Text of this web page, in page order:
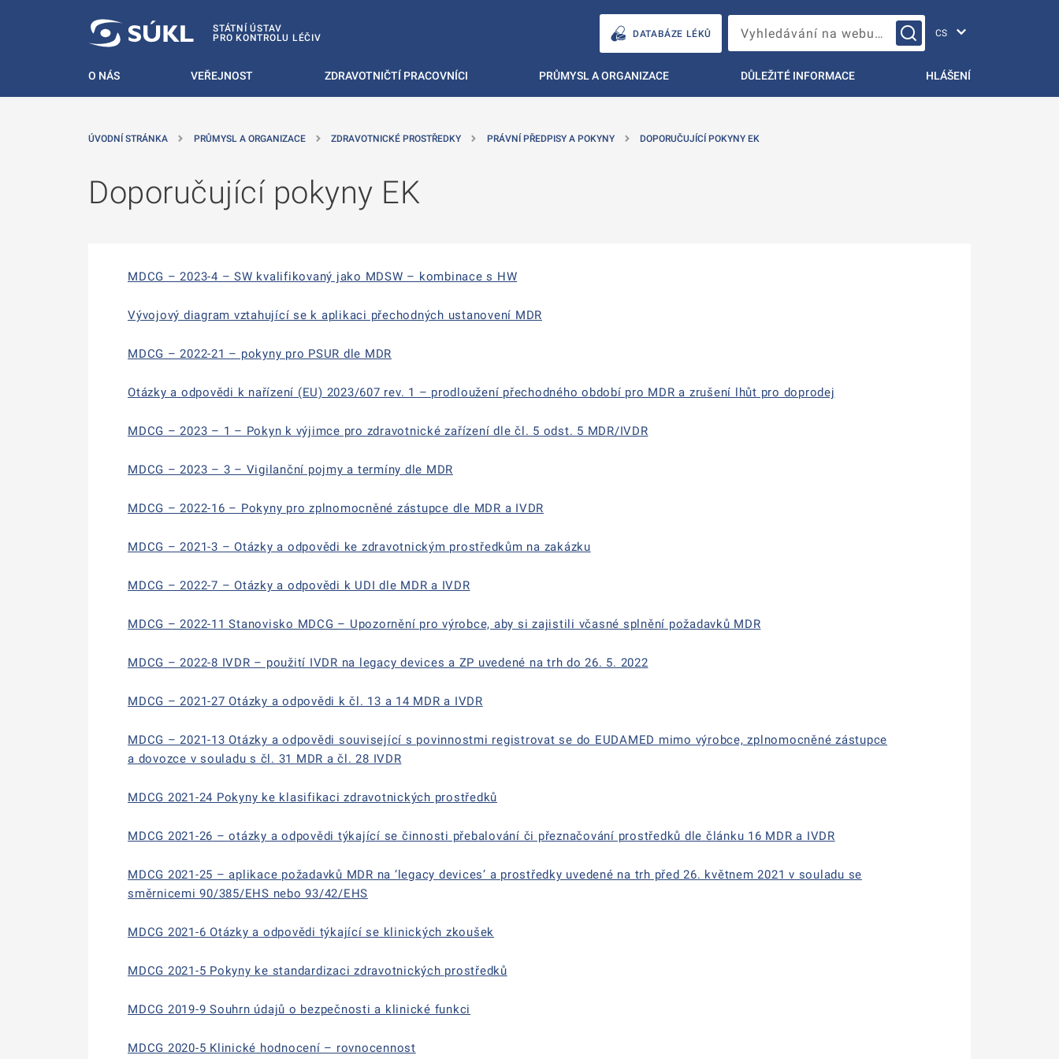
STÁTNÍ ÚSTAV
PRO KONTROLU LÉČIV
DATABÁZE LÉKŮ Vyhledávání na webu…
O NÁS VEŘEJNOST ZDRAVOTNIČTÍ PRACOVNÍCI PRŮMYSL A ORGANIZACE DŮLEŽITÉ INFORMACE HLÁŠENÍ
ÚVODNÍ STRÁNKA PRŮMYSL A ORGANIZACE ZDRAVOTNICKÉ PROSTŘEDKY PRÁVNÍ PŘEDPISY A POKYNY DOPORUČUJÍCÍ POKYNY EK
Doporučující pokyny EK
MDCG – 2023-4 – SW kvalifikovaný jako MDSW – kombinace s HW
Vývojový diagram vztahující se k aplikaci přechodných ustanovení MDR
MDCG – 2022-21 – pokyny pro PSUR dle MDR
Otázky a odpovědi k nařízení (EU) 2023/607 rev. 1 – prodloužení přechodného období pro MDR a zrušení lhůt pro doprodej
MDCG – 2023 – 1 – Pokyn k výjimce pro zdravotnické zařízení dle čl. 5 odst. 5 MDR/IVDR
MDCG – 2023 – 3 – Vigilanční pojmy a termíny dle MDR
MDCG – 2022-16 – Pokyny pro zplnomocněné zástupce dle MDR a IVDR
MDCG – 2021-3 – Otázky a odpovědi ke zdravotnickým prostředkům na zakázku
MDCG – 2022-7 – Otázky a odpovědi k UDI dle MDR a IVDR
MDCG – 2022-11 Stanovisko MDCG – Upozornění pro výrobce, aby si zajistili včasné splnění požadavků MDR
MDCG – 2022-8 IVDR – použití IVDR na legacy devices a ZP uvedené na trh do 26. 5. 2022
MDCG – 2021-27 Otázky a odpovědi k čl. 13 a 14 MDR a IVDR
MDCG – 2021-13 Otázky a odpovědi související s povinnostmi registrovat se do EUDAMED mimo výrobce, zplnomocněné zástupce
a dovozce v souladu s čl. 31 MDR a čl. 28 IVDR
MDCG 2021-24 Pokyny ke klasifikaci zdravotnických prostředků
MDCG 2021-26 – otázky a odpovědi týkající se činnosti přebalování či přeznačování prostředků dle článku 16 MDR a IVDR
MDCG 2021-25 – aplikace požadavků MDR na ‘legacy devices’ a prostředky uvedené na trh před 26. květnem 2021 v souladu se
směrnicemi 90/385/EHS nebo 93/42/EHS
MDCG 2021-6 Otázky a odpovědi týkající se klinických zkoušek
MDCG 2021-5 Pokyny ke standardizaci zdravotnických prostředků
MDCG 2019-9 Souhrn údajů o bezpečnosti a klinické funkci
MDCG 2020-5 Klinické hodnocení – rovnocennost